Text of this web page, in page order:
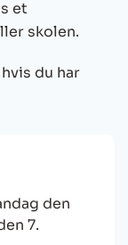
et
skolen.
du har
den
7.